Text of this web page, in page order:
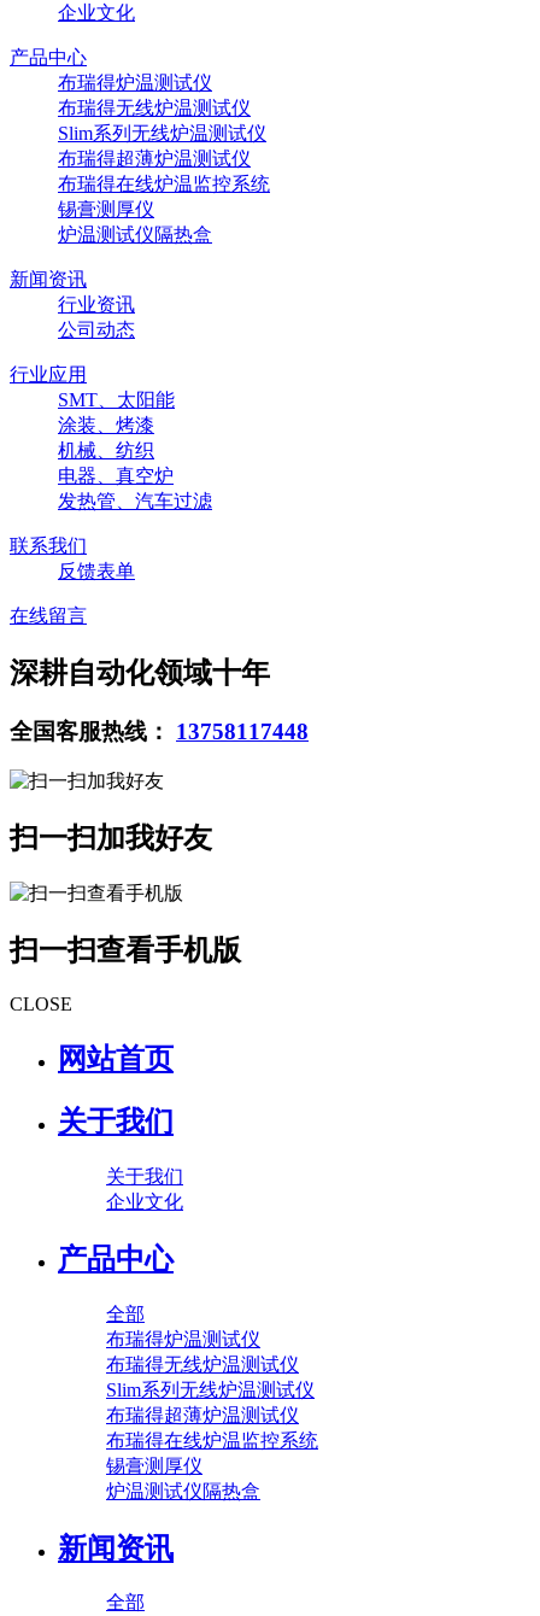
企业文化
产品中心
布瑞得炉温测试仪
布瑞得无线炉温测试仪
Slim系列无线炉温测试仪
布瑞得超薄炉温测试仪
布瑞得在线炉温监控系统
锡膏测厚仪
炉温测试仪隔热盒
新闻资讯
行业资讯
公司动态
行业应用
SMT、太阳能
涂装、烤漆
机械、纺织
电器、真空炉
发热管、汽车过滤
联系我们
反馈表单
在线留言
深耕自动化领域十年
全国客服热线： 13758117448
扫一扫加我好友
扫一扫查看手机版
CLOSE
网站首页
关于我们
关于我们
企业文化
产品中心
全部
布瑞得炉温测试仪
布瑞得无线炉温测试仪
Slim系列无线炉温测试仪
布瑞得超薄炉温测试仪
布瑞得在线炉温监控系统
锡膏测厚仪
炉温测试仪隔热盒
新闻资讯
全部